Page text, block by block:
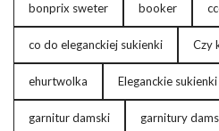
bonprix sweter booker
co do eleganckiej sukienki Czy
ehurtwolka Eleganckie
garnitur damski garnitury